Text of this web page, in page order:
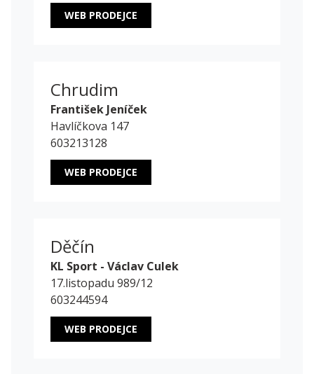
WEB PRODEJCE
Chrudim
František Jeníček
Havlíčkova 147
603213128
WEB PRODEJCE
Děčín
KL Sport - Václav Culek
17.listopadu 989/12
603244594
WEB PRODEJCE